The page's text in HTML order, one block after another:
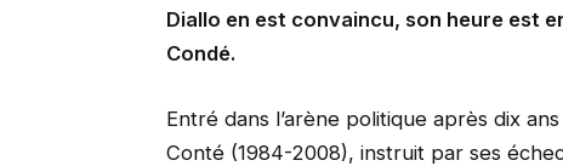
Diallo en est convaincu, son heure est
Condé.
Entré dans l’arène politique après dix
Conté (1984-2008), instruit par ses